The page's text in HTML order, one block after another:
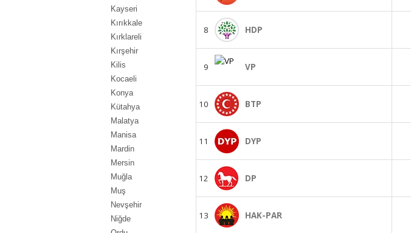
Kayseri
Kırıkkale
Kırklareli
Kırşehir
Kilis
Kocaeli
Konya
Kütahya
Malatya
Manisa
Mardin
Mersin
Muğla
Muş
Nevşehir
Niğde
8 HDP
9 VP
10 BTP
11 DYP
12 DP
13 HAK-PAR